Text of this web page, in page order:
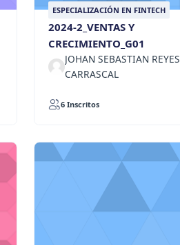
ESPECIALIZACIÓN EN FINTECH
2024-2_VENTAS Y
CRECIMIENTO_G01
JOHAN SEBASTIAN REYES
CARRASCAL
6 Inscritos